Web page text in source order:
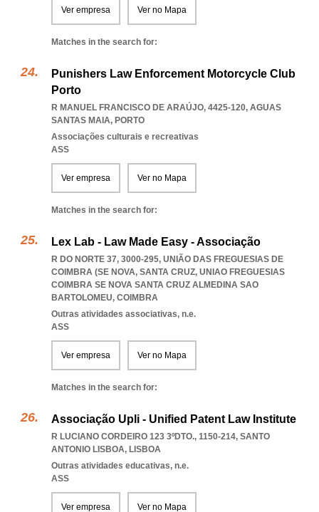
Ver empresa Ver no Mapa
Matches in the search for:
Punishers Law Enforcement Motorcycle Club
Porto
R MANUEL FRANCISCO DE ARAÚJO, 4425-120, AGUAS
SANTAS MAIA, PORTO
Associações culturais e recreativas
ASS
Ver empresa Ver no Mapa
Matches in the search for:
Lex Lab - Law Made Easy - Associação
R DO NORTE 37, 3000-295, UNIÃO DAS FREGUESIAS DE
COIMBRA (SE NOVA, SANTA CRUZ, UNIAO FREGUESIAS
COIMBRA SE NOVA SANTA CRUZ ALMEDINA SAO
BARTOLOMEU, COIMBRA
Outras atividades associativas, n.e.
ASS
Ver empresa Ver no Mapa
Matches in the search for:
Associação Upli - Unified Patent Law Institute
R LUCIANO CORDEIRO 123 3ºDTO., 1150-214, SANTO
ANTONIO LISBOA, LISBOA
Outras atividades educativas, n.e.
ASS
Ver empresa Ver no Mapa